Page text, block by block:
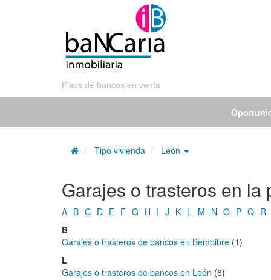
Pisos de bancos en venta
Tipo vivienda León
Garajes o trasteros en la
A B C D E F G H I J K L M N O P Q R
B
Garajes o trasteros de bancos en Bembibre (1)
L
Garajes o trasteros de bancos en León (6)